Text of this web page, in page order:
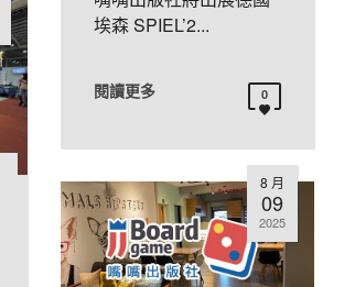
埃森 SPIEL’2...
閱讀更多 0
8 月
09
2025